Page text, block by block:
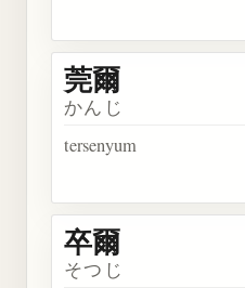
莞爾
かんじ
tersenyum
卒爾
そつじ